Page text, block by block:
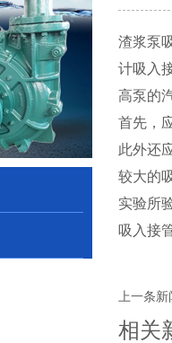
渣浆泵
计吸入
高泵的
首先，
此外还
较大的
实验所
吸入接
上一条新
相关